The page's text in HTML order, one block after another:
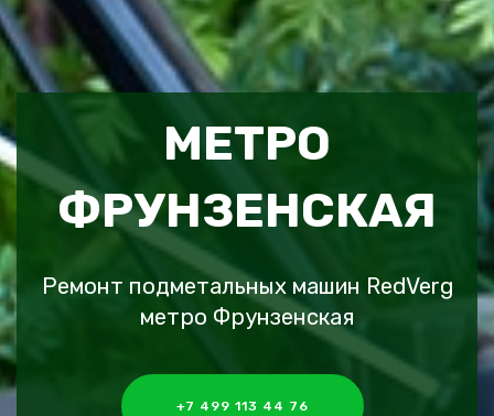
МЕТРО
ФРУНЗЕНСКАЯ
Ремонт подметальных машин RedVerg
метро Фрунзенская
+7 499 113 44 76